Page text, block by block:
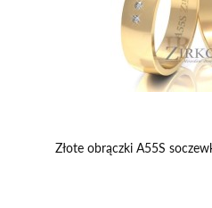
Złote obrączki A55S